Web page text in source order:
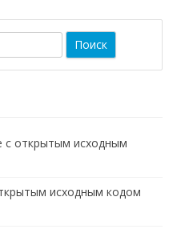
с открытым исходным
исходным кодом